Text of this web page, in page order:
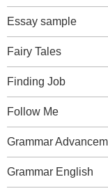
Essay sample
Fairy Tales
Finding Job
Follow Me
Grammar
Grammar English